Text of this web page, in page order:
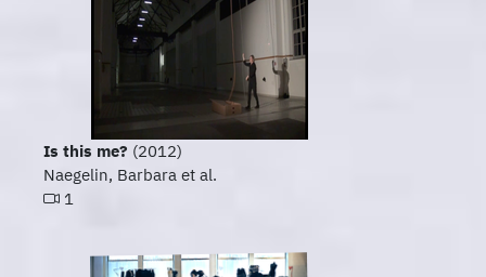
Is this me? (2012)
Naegelin, Barbara et al.
1